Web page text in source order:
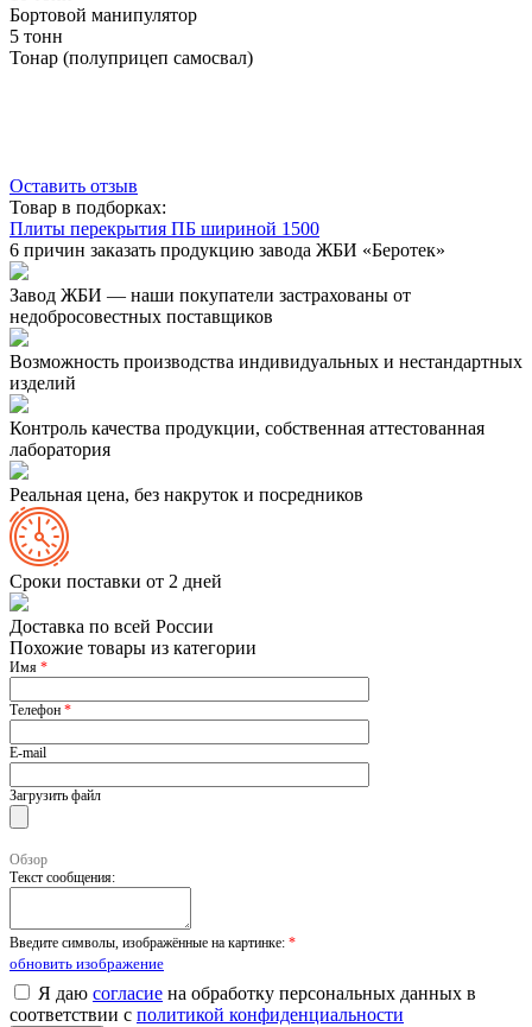
Бортовой манипулятор
5 тонн
Тонар (полуприцеп самосвал)
Оставить отзыв
Товар в подборках:
Плиты перекрытия ПБ шириной 1500
6 причин заказать продукцию завода ЖБИ «Беротек»
Завод ЖБИ — наши покупатели застрахованы от
недобросовестных поставщиков
Возможность производства индивидуальных и нестандартных
изделий
Контроль качества продукции, собственная аттестованная
лаборатория
Реальная цена, без накруток и посредников
Сроки поставки от 2 дней
Доставка по всей России
Похожие товары из категории
Имя *
Телефон *
E-mail
Загрузить файл
Обзор
Текст сообщения:
Введите символы, изображённые на картинке: *
обновить изображение
Я даю согласие на обработку персональных данных в
соответствии с политикой конфиденциальности